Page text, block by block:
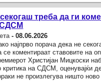
треба да ги
СДСМ
-08.06.2026
најпрво порача дека не
се коментираат ставовите на
Христијан Мицкоски
критика на СДСМ, оценувајќи
не произлегува ништо